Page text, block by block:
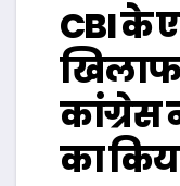
CBI के
खिलाफ
कांग्रेस
का